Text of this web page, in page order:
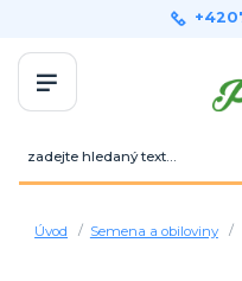
Úvod Semena a obiloviny